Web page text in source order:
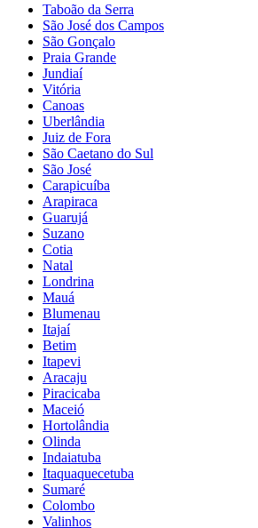
Taboão da Serra
São José dos Campos
São Gonçalo
Praia Grande
Jundiaí
Vitória
Canoas
Uberlândia
Juiz de Fora
São Caetano do Sul
São José
Carapicuíba
Arapiraca
Guarujá
Suzano
Cotia
Natal
Londrina
Mauá
Blumenau
Itajaí
Betim
Itapevi
Aracaju
Piracicaba
Maceió
Hortolândia
Olinda
Indaiatuba
Itaquaquecetuba
Sumaré
Colombo
Valinhos